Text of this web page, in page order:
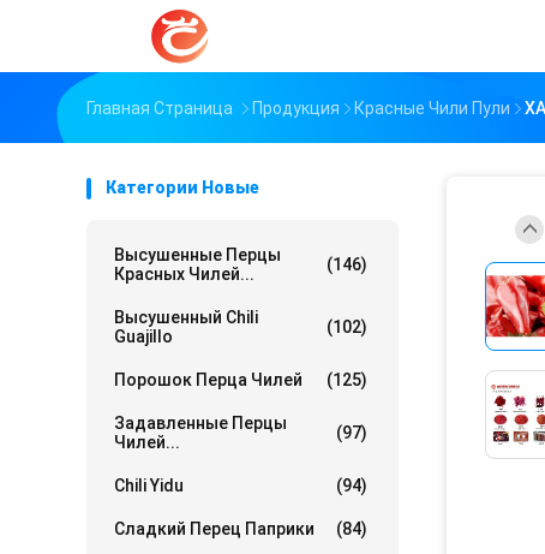
Главная Страница Продукция Красные Чили Пули
Категории Новые
Высушенные Перцы
Красных Чилей...
(146)
Высушенный Chili
Guajillo
(102)
Порошок Перца Чилей (125)
Задавленные Перцы
Чилей...
(97)
Chili Yidu (94)
Сладкий Перец Паприки (84)